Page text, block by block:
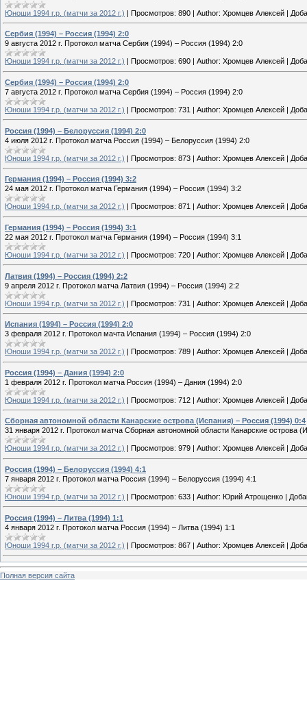
Юноши 1994 г.р. (матчи за 2012 г.) | Просмотров: 890 | Author: Хромцев Алексей |
Сербия (1994) – Россия (1994) 2:0
9 августа 2012 г. Протокол матча Сербия (1994) – Россия (1994) 2:0
Юноши 1994 г.р. (матчи за 2012 г.) Просмотров: 690 Author: Хромцев Алексей
Сербия (1994) – Россия (1994) 2:0
7 августа 2012 г. Протокол матча Сербия (1994) – Россия (1994) 2:0
Юноши 1994 г.р. (матчи за 2012 г.) | Просмотров: 731 | Author: Хромцев Алексей |
Россия (1994) – Белоруссия (1994) 2:0
4 июля 2012 г. Протокол матча Россия (1994) – Белоруссия (1994) 2:0
Юноши 1994 г.р. (матчи за 2012 г.) | Просмотров: 873 | Author: Хромцев Алексей |
Германия (1994) – Россия (1994) 3:2
24 мая 2012 г. Протокол матча Германия (1994) – Россия (1994) 3:2
Юноши 1994 г.р. (матчи за 2012 г.) Просмотров: 871 Author: Хромцев Алексей
Германия (1994) – Россия (1994) 3:1
22 мая 2012 г. Протокол матча Германия (1994) – Россия (1994) 3:1
Юноши 1994 г.р. (матчи за 2012 г.) | Просмотров: 720 | Author: Хромцев Алексей |
Латвия (1994) – Россия (1994) 2:2
9 апреля 2012 г. Протокол матча Латвия (1994) – Россия (1994) 2:2
Юноши 1994 г.р. (матчи за 2012 г.) | Просмотров: 731 | Author: Хромцев Алексей |
Испания (1994) – Россия (1994) 2:0
3 февраля 2012 г. Протокол мачта Испания (1994) – Россия (1994) 2:0
Юноши 1994 г.р. (матчи за 2012 г.) | Просмотров: 789 | Author: Хромцев Алексей |
Россия (1994) – Дания (1994) 2:0
1 февраля 2012 г. Протокол матча Россия (1994) – Дания (1994) 2:0
Юноши 1994 г.р. (матчи за 2012 г.) | Просмотров: 712 | Author: Хромцев Алексей |
Сборная автономной области Канарские острова (Испания) – Россия (1994) 0:4
31 января 2012 г. Протокол матча Сборная автономной области Канарские острова
Юноши 1994 г.р. (матчи за 2012 г.) Просмотров: 979 Author: Хромцев Алексей
Россия (1994) – Белоруссия (1994) 4:1
7 января 2012 г. Протокол матча Россия (1994) – Белоруссия (1994) 4:1
Юноши 1994 г.р. (матчи за 2012 г.) | Просмотров: 633 | Author: Юрий Атрощенко |
Россия (1994) – Литва (1994) 1:1
4 января 2012 г. Протокол матча Россия (1994) – Литва (1994) 1:1
Юноши 1994 г.р. (матчи за 2012 г.) | Просмотров: 867 | Author: Хромцев Алексей |
Полная версия сайта